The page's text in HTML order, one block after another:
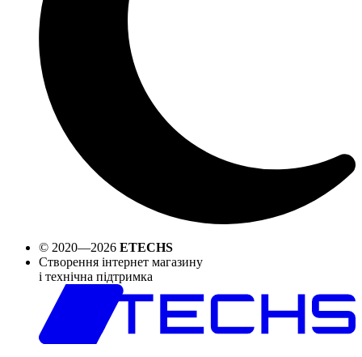
© 2020—2026 ETECHS
Створення інтернет магазину
і технічна підтримка